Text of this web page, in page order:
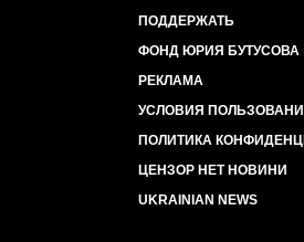
ПОДДЕРЖАТЬ
ФОНД ЮРИЯ БУТУСОВА
РЕКЛАМА
УСЛОВИЯ
ПОЛИТИКА
ЦЕНЗОР НЕТ НОВИНИ
UKRAINIAN NEWS